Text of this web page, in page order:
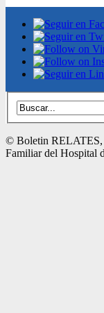
© Boletin RELATES,
Familiar del Hospital